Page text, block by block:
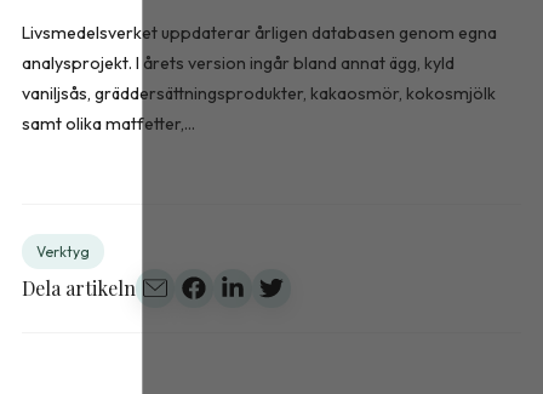
Livsmedelsverket uppdaterar årligen databasen genom egna
analysprojekt. I årets version ingår bland annat ägg, kyld
vaniljsås, gräddersättningsprodukter, kakaosmör, kokosmjölk
samt olika matfetter,...
Verktyg
Dela artikeln